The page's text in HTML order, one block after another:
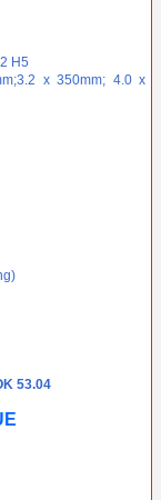
H5
x 350mm; 4.0 x
53.04